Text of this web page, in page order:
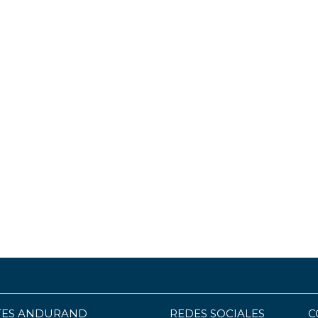
ANDURAND REDES SOCIALES